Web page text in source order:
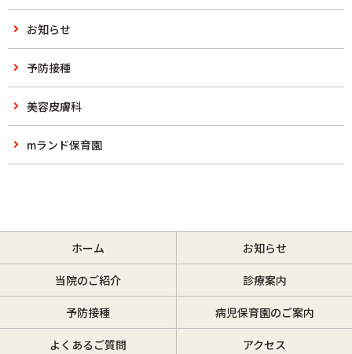
お知らせ
予防接種
美容皮膚科
mランド保育園
ホーム お知らせ
当院のご紹介 診療案内
予防接種 病児保育園のご案内
よくあるご質問 アクセス